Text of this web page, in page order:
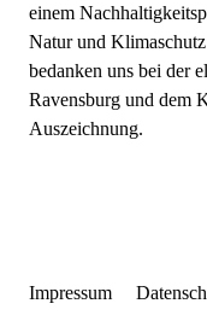
einem
Natur und
bedanken uns bei der
Ravensburg und dem
Auszeichnung.
Impressum